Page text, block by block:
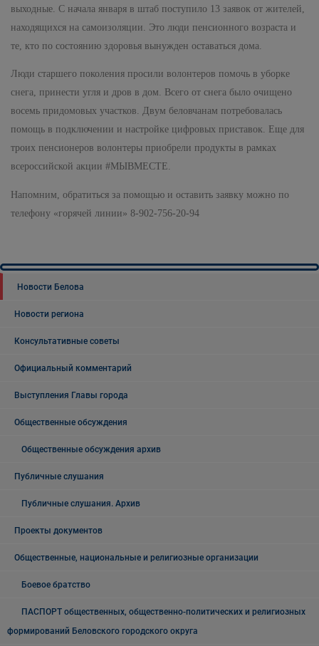
выходные. С начала января в штаб поступило 13 заявок от жителей,
находящихся на самоизоляции. Это люди пенсионного возраста и
те, кто по состоянию здоровья вынужден оставаться дома.
Люди старшего поколения просили волонтеров помочь в уборке
снега, принести угля и дров в дом. Всего от снега было очищено
восемь придомовых участков. Двум беловчанам потребовалась
помощь в подключении и настройке цифровых приставок. Еще для
троих пенсионеров волонтеры приобрели продукты в рамках
всероссийской акции #МЫВМЕСТЕ.
Напомним, обратиться за помощью и оставить заявку можно по
телефону «горячей линии» 8-902-756-20-94
Новости Белова
Новости региона
Консультативные советы
Официальный комментарий
Выступления Главы города
Общественные обсуждения
Общественные обсуждения архив
Публичные слушания
Публичные слушания. Архив
Проекты документов
Общественные, национальные и религиозные организации
Боевое братство
ПАСПОРТ общественных, общественно-политических и религиозных
формирований Беловского городского округа